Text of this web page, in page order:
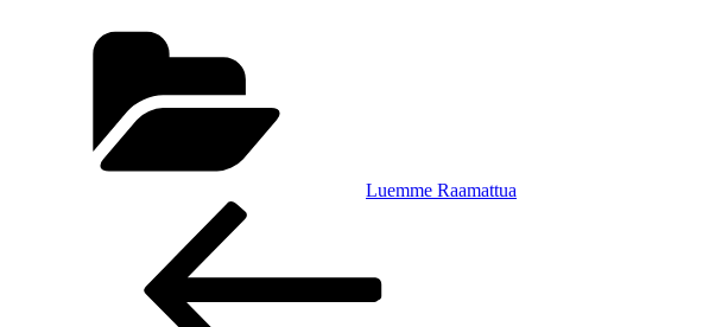
Luemme Raamattua